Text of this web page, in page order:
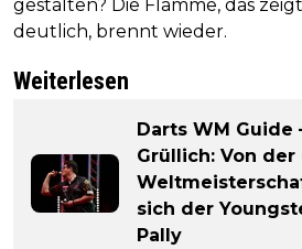
gestalten? Die Flamme, das
deutlich, brennt wieder.
Weiterlesen
Darts WM Guide
Grüllich: Von
sich der
Pally